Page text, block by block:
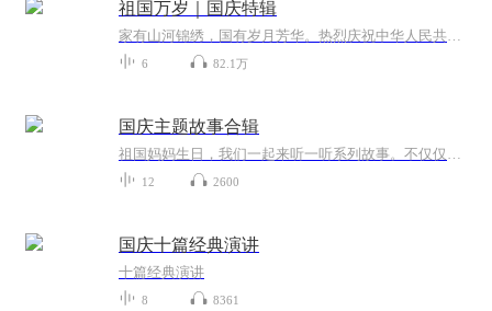
祖国万岁｜国庆特辑
家有山河锦绣，国有岁月芳华。热烈庆祝中华人民共和国成立73周年！
6 82.1万
国庆主题故事合辑
祖国妈妈生日，我们一起来听一听系列故事。不仅仅有《我的祖国》，还有红军故事，也有关于战争的故事，让大家体会到和平年代的不易。
12 2600
国庆十篇经典演讲
十篇经典演讲
8 8361